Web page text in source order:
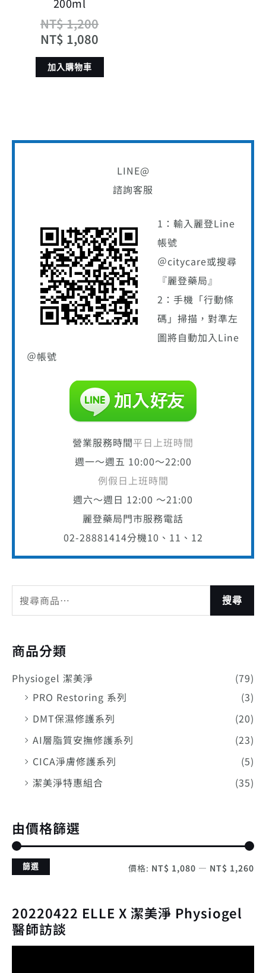
200ml
NT$1,200
NT$ 1,080
加入購物車
LINE@
諮詢客服
1：輸入麗登Line
帳號
＠citycare或搜尋
『麗登藥局』
2：手機「行動條
碼」掃描，對準左
圖將自動加入Line
＠帳號
營業服務時間平日上班時間
週一～週五 10:00～22:00
例假日上班時間
週六～週日 12:00 ～21:00
麗登藥局門市服務電話
02-28881414分機10、11、12
搜尋
商品分類
Physiogel 潔美淨
(79)
PRO Restoring 系列
(3)
DMT保濕修護系列
(20)
AI層脂質安撫修護系列
(23)
CICA淨膚修護系列
(5)
潔美淨特惠組合
(35)
由價格篩選
篩選 價格: NT$ 1,080 — NT$ 1,260
20220422 ELLE X 潔美淨 Physiogel
醫師訪談